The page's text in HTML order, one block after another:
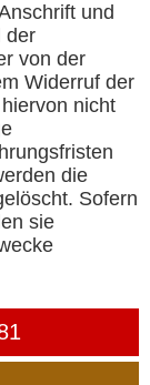
und
der
von der
Widerruf der
nicht
die
Sofern
sie